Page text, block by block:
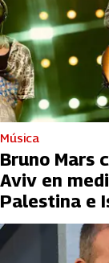
Música
Bruno Mars
Aviv en
Palestina e